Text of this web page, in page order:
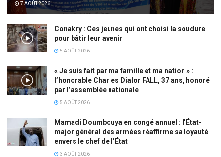
7 AOÛT 2026
Conakry : Ces jeunes qui ont choisi la soudure
pour bâtir leur avenir
5 AOÛT 2026
« Je suis fait par ma famille et ma nation » :
l’honorable Charles Dialor FALL, 37 ans, honoré
par l’assemblée nationale
5 AOÛT 2026
Mamadi Doumbouya en congé annuel : l’État-
major général des armées réaffirme sa loyauté
envers le chef de l’État
3 AOÛT 2026